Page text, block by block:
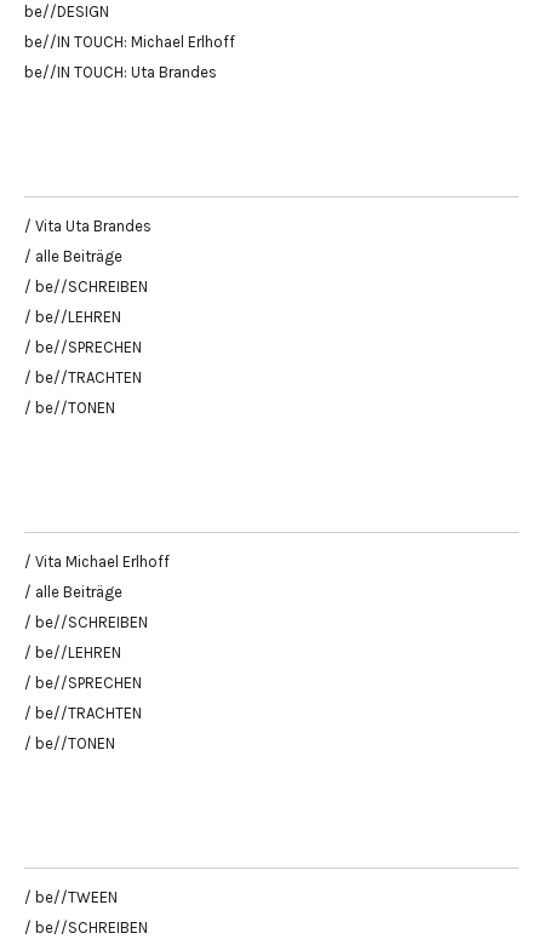
be//DESIGN
be//IN TOUCH: Michael Erlhoff
be//IN TOUCH: Uta Brandes
/ Vita Uta Brandes
/ alle Beiträge
/ be//SCHREIBEN
/ be//LEHREN
/ be//SPRECHEN
/ be//TRACHTEN
/ be//TONEN
/ Vita Michael Erlhoff
/ alle Beiträge
/ be//SCHREIBEN
/ be//LEHREN
/ be//SPRECHEN
/ be//TRACHTEN
/ be//TONEN
/ be//TWEEN
/ be//SCHREIBEN